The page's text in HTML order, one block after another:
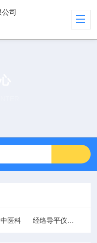
中医科 经络导平仪